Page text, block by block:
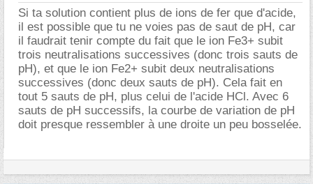
Si ta solution contient plus de ions de fer que d'acide,
il est possible que tu ne voies pas de saut de pH, car
il faudrait tenir compte du fait que le ion Fe3+ subit
trois neutralisations successives (donc trois sauts de
pH), et que le ion Fe2+ subit deux neutralisations
successives (donc deux sauts de pH). Cela fait en
tout 5 sauts de pH, plus celui de l'acide HCl. Avec 6
sauts de pH successifs, la courbe de variation de pH
doit presque ressembler à une droite un peu bosselée.